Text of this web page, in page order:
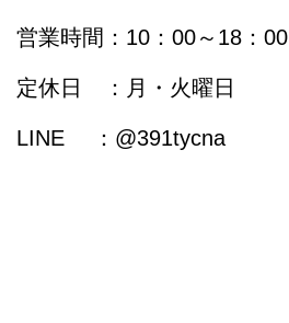
営業時間：10：00～18：00
定休日 ：月・火曜日
LINE ：@391tycna